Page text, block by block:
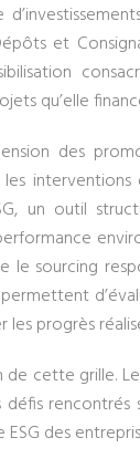
et
qu’elle
des
un outil
le sourcing
progrès
cette grille.
des